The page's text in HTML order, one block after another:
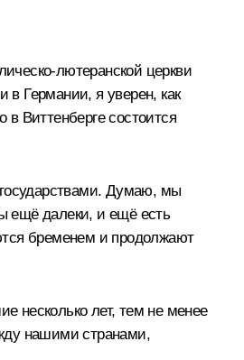
лютеранской церкви
в Германии, я уверен, как
Виттенберге состоится
Думаю, мы
ещё далеки, и ещё есть
бременем и продолжают
несколько лет, тем не менее
нашими странами,